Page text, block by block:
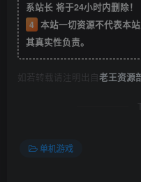
系站长 将于24小时内删除！
4 本站一切资源不代表本
其真实性负责。
如若转载请注明出自老王资源
单机游戏